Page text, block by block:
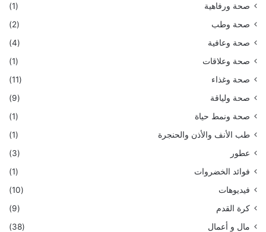
صحة ورفاهية
(1)
صحة وطب
(2)
صحة وعافية
(4)
صحة وعلاقات
(1)
صحة وغذاء
(11)
صحة ولياقة
(9)
صحة ونمط حياة
(1)
طب الأنف والأذن والحنجرة
(1)
عطور
(3)
فوائد الخضروات
(1)
فيديوهات
(10)
كرة القدم
(9)
مال و أعمال
(38)